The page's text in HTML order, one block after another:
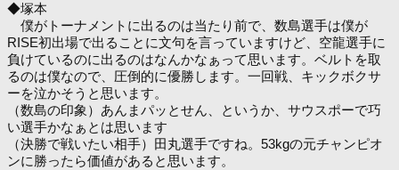
◆塚本
僕がトーナメントに出るのは当たり前で、数島選手は僕が
RISE初出場で出ることに文句を言っていますけど、空龍選手に
負けているのに出るのはなんかなぁって思います。ベルトを取
るのは僕なので、圧倒的に優勝します。一回戦、キックボクサ
ーを泣かそうと思います。
（数島の印象）あんまパッとせん、というか、サウスポーで巧
い選手かなぁとは思います
（決勝で戦いたい相手）田丸選手ですね。53kgの元チャンピオ
ンに勝ったら価値があると思います。